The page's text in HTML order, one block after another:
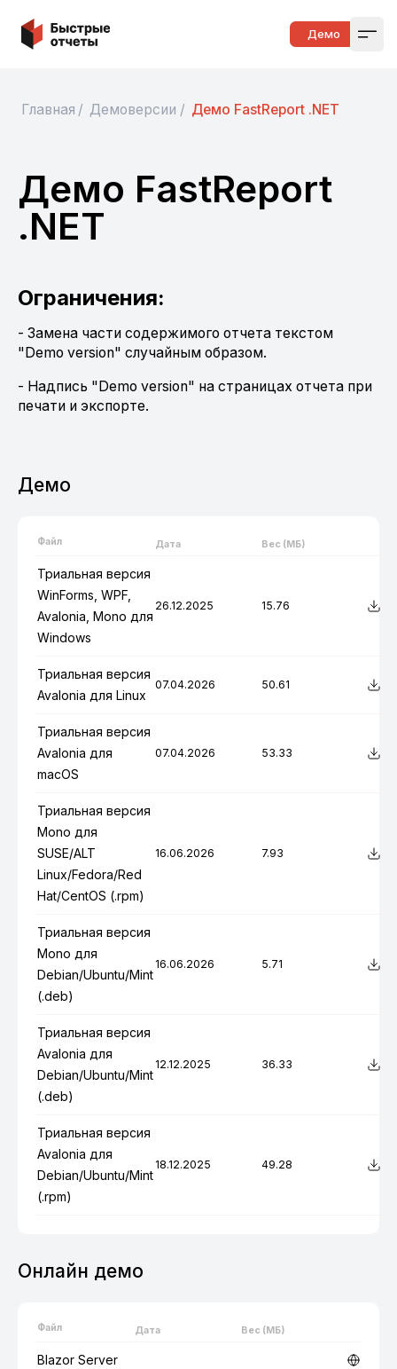
Быстрые отчеты Демо
Главная / Демоверсии / Демо FastReport .NET
Демо FastReport
.NET
Ограничения:
- Замена части содержимого отчета текстом
"Demo version" случайным образом.
- Надпись "Demo version" на страницах отчета при
печати и экспорте.
Демо
Файл Дата Вес (МБ)
Триальная версия
WinForms, WPF,
Avalonia, Mono для
Windows
26.12.2025 15.76
Триальная версия
Avalonia для Linux
07.04.2026 50.61
Триальная версия
Avalonia для
macOS
07.04.2026 53.33
Триальная версия
Mono для
SUSE/ALT
Linux/Fedora/Red
Hat/CentOS (.rpm)
16.06.2026 7.93
Триальная версия
Mono для
Debian/Ubuntu/Mint
(.deb)
16.06.2026 5.71
Триальная версия
Avalonia для
Debian/Ubuntu/Mint
(.deb)
12.12.2025 36.33
Триальная версия
Avalonia для
Debian/Ubuntu/Mint
(.rpm)
18.12.2025 49.28
Онлайн демо
Файл Дата Вес (МБ)
Blazor Server